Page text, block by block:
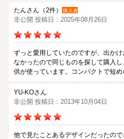
たんさん（2件） 購入者
非公開 投稿日：2025年08月26日
ずっと愛用していたのですが、出か
なかったので同じものを探して購入
供が使っています。コンパクトで短め
YU-KOさん
非公開 投稿日：2013年10月04日
他で見たことあるデザインだったの